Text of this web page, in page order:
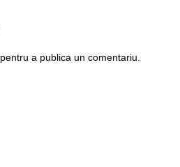
pentru a publica un comentariu.